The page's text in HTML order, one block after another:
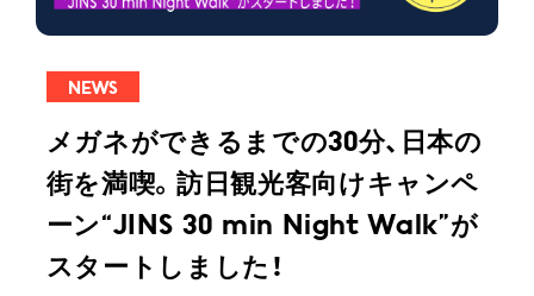
NEWS
メガネができるまでの30分、日本の
街を満喫。訪日観光客向けキャンペ
ーン“JINS 30 min Night Walk”が
スタートしました！